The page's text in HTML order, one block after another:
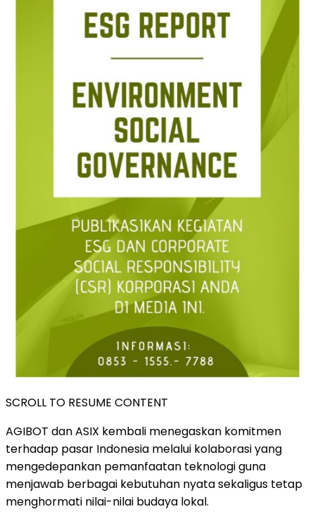
SCROLL TO RESUME CONTENT
AGIBOT dan ASIX kembali menegaskan komitmen
terhadap pasar Indonesia melalui kolaborasi yang
mengedepankan pemanfaatan teknologi guna
menjawab berbagai kebutuhan nyata sekaligus tetap
menghormati nilai-nilai budaya lokal.